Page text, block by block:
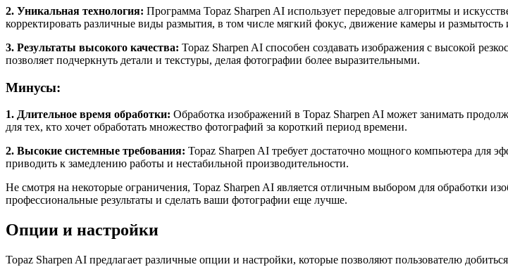
2. Уникальная технология: Программа Topaz Sharpen AI использует передовые алгоритмы и
корректировать различные виды размытия, в том числе мягкий фокус, движение камеры и размытость
3. Результаты высокого качества: Topaz Sharpen AI способен создавать изображения с высокой
позволяет подчеркнуть детали и текстуры, делая фотографии более выразительными.
Минусы:
1. Длительное время обработки: Обработка изображений в Topaz Sharpen AI может занимать
для тех, кто хочет обработать множество фотографий за короткий период времени.
2. Высокие системные требования: Topaz Sharpen AI требует достаточно мощного компьютера для
приводить к замедлению работы и нестабильной производительности.
Не смотря на некоторые ограничения, Topaz Sharpen AI является отличным выбором для обработки
профессиональные результаты и сделать ваши фотографии еще лучше.
Опции и настройки
Topaz Sharpen AI предлагает различные опции и настройки, которые позволяют пользователю